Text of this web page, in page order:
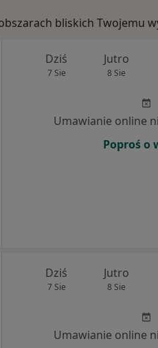
bliskich Twojemu
Dziś
7 Sie
Jutro
8 Sie
Umawianie online
Poproś o
Dziś
7 Sie
Jutro
8 Sie
Umawianie online